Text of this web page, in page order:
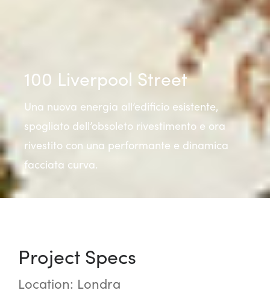
100 Liverpool Street
Una nuova energia all’edificio esistente,
spogliato dell’obsoleto rivestimento e ora
rivestito con una performante e dinamica
facciata curva.
Project Specs
Location: Londra